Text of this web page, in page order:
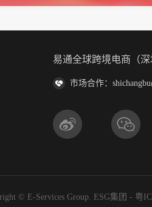
易通全球跨境电商（
市场合作：
© E-Services Group. ESG集团 - 粤